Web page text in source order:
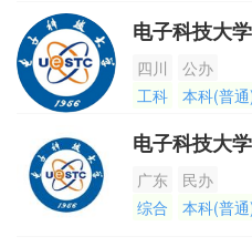
电子科技大学
四川
公办
工科
本科(普
电子科技大
广东
民办
综合
本科(普